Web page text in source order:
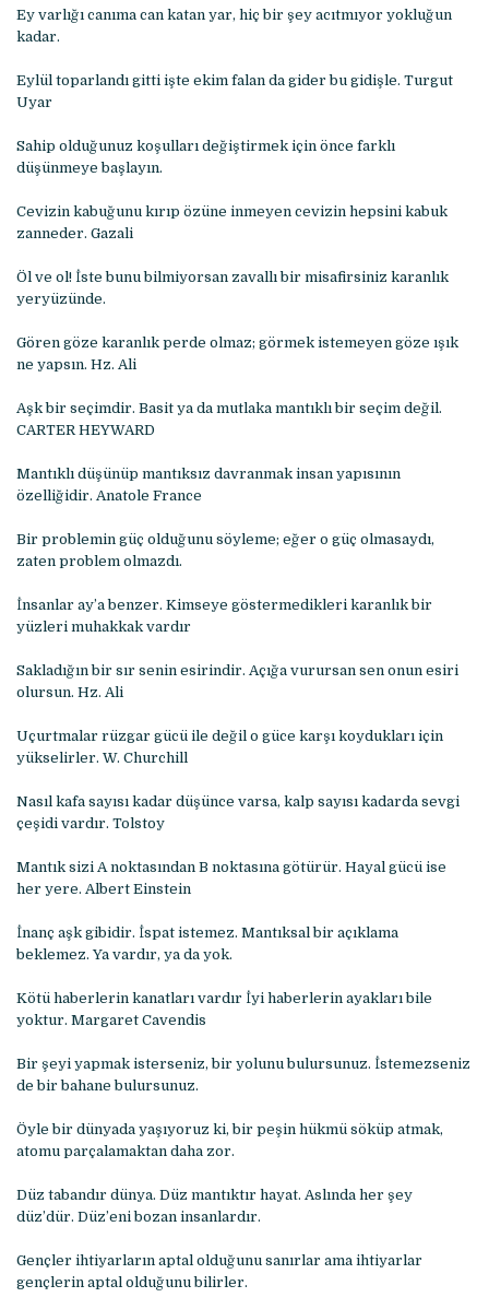
Ey varlığı canıma can katan yar, hiç bir şey acıtmıyor yokluğun
kadar.
Eylül toparlandı gitti işte ekim falan da gider bu gidişle. Turgut
Uyar
Sahip olduğunuz koşulları değiştirmek için önce farklı
düşünmeye başlayın.
Cevizin kabuğunu kırıp özüne inmeyen cevizin hepsini kabuk
zanneder. Gazali
Öl ve ol! İste bunu bilmiyorsan zavallı bir misafirsiniz karanlık
yeryüzünde.
Gören göze karanlık perde olmaz; görmek istemeyen göze ışık
ne yapsın. Hz. Ali
Aşk bir seçimdir. Basit ya da mutlaka mantıklı bir seçim değil.
CARTER HEYWARD
Mantıklı düşünüp mantıksız davranmak insan yapısının
özelliğidir. Anatole France
Bir problemin güç olduğunu söyleme; eğer o güç olmasaydı,
zaten problem olmazdı.
İnsanlar ay’a benzer. Kimseye göstermedikleri karanlık bir
yüzleri muhakkak vardır
Sakladığın bir sır senin esirindir. Açığa vurursan sen onun esiri
olursun. Hz. Ali
Uçurtmalar rüzgar gücü ile değil o güce karşı koydukları için
yükselirler. W. Churchill
Nasıl kafa sayısı kadar düşünce varsa, kalp sayısı kadarda sevgi
çeşidi vardır. Tolstoy
Mantık sizi A noktasından B noktasına götürür. Hayal gücü ise
her yere. Albert Einstein
İnanç aşk gibidir. İspat istemez. Mantıksal bir açıklama
beklemez. Ya vardır, ya da yok.
Kötü haberlerin kanatları vardır İyi haberlerin ayakları bile
yoktur. Margaret Cavendis
Bir şeyi yapmak isterseniz, bir yolunu bulursunuz. İstemezseniz
de bir bahane bulursunuz.
Öyle bir dünyada yaşıyoruz ki, bir peşin hükmü söküp atmak,
atomu parçalamaktan daha zor.
Düz tabandır dünya. Düz mantıktır hayat. Aslında her şey
düz’dür. Düz’eni bozan insanlardır.
Gençler ihtiyarların aptal olduğunu sanırlar ama ihtiyarlar
gençlerin aptal olduğunu bilirler.